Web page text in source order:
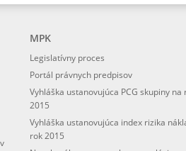
MPK
Legislatívny proces
Portál právnych predpisov
Vyhláška ustanovujúca PCG skupiny na
2015
Vyhláška ustanovujúca index rizika
rok 2015